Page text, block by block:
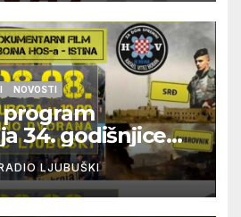
NOVOSTI
34. godišnjice
Blaža
a
LJUBUŠKI